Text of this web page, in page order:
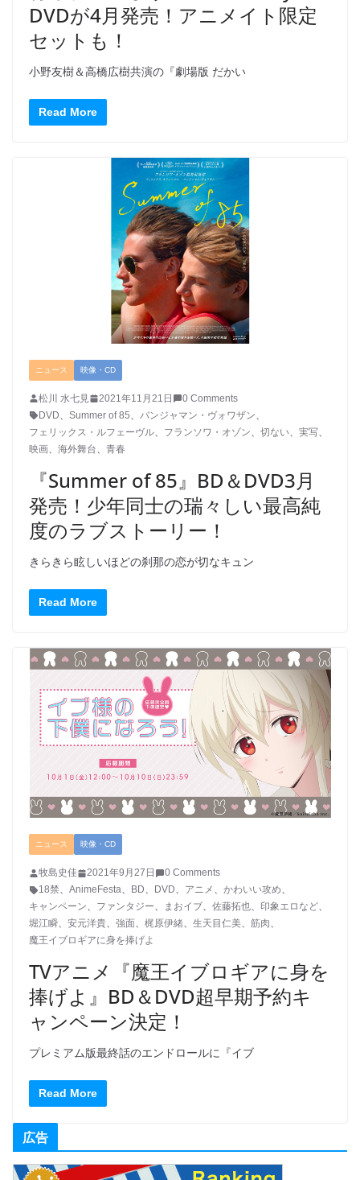
DVDが4月発売！アニメイト限定
セットも！
小野友樹＆高橋広樹共演の『劇場版 だかい
Read More
ニュース 映像・CD
松川 水七見 2021年11月21日
0 Comments
DVD、 Summer of 85、 バンジャマン・ヴォワザン、
フェリックス・ルフェーヴル、 フランソワ・オゾン、 切ない、 実写、
映画、 海外舞台、 青春
『Summer of 85』BD＆DVD3月
発売！少年同士の瑞々しい最高純
度のラブストーリー！
きらきら眩しいほどの刹那の恋が切なキュン
Read More
ニュース 映像・CD
牧島史佳 2021年9月27日
0 Comments
18禁、 AnimeFesta、 BD、 DVD、 アニメ 、 かわいい攻め、
キャンペーン、 ファンタジー、 まおイブ、 佐藤拓也、 印象エロなど、
堀江瞬、 安元洋貴、 強面、 梶原伊緒、 生天目仁美、 筋肉、
魔王イブロギアに身を捧げよ
TVアニメ『魔王イブロギアに身を
捧げよ』BD＆DVD超早期予約キ
ャンペーン決定！
プレミアム版最終話のエンドロールに『イブ
Read More
広告